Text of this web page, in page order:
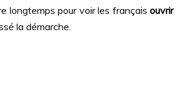
longtemps pour voir les français ouvrir
la démarche.